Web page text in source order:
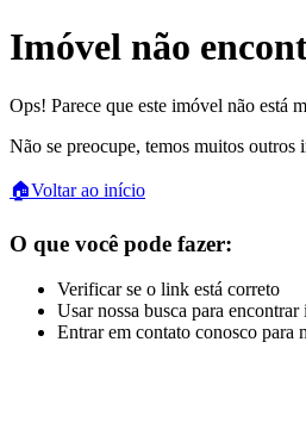
Imóvel não
Ops! Parece que este imóvel não está
Não se preocupe, temos muitos
🏠Voltar ao início
O que você pode fazer:
Verificar se o link está correto
Usar nossa busca para
Entrar em contato conosco para